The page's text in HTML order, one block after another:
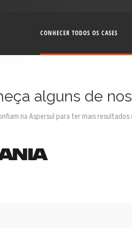
CONHECER TODOS OS CASES
alguns de
na Aspersul para ter mais